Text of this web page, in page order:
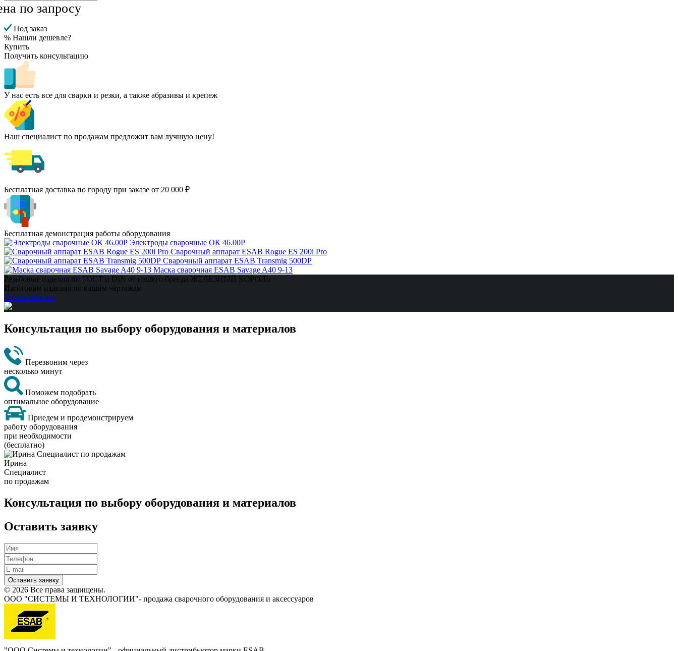
по запросу
Под заказ
% Нашли дешевле?
Купить
Получить консультацию
У нас есть все для сварки и резки, а также абразивы и крепеж
Наш специалист по продажам предложит вам лучшую цену!
Бесплатная доставка по городу при заказе от 20 000 ₽
Бесплатная демонстрация работы оборудования
Электроды сварочные ОК 46.00Р
Сварочный аппарат ESAB Rogue ES 200i Pro
Сварочный аппарат ESAB Transmig 500DP
Маска сварочная ESAB Savage A40 9-13
Резьбовые изделия по ГОСТ и DIN от нашего бренда ЖЕЛЕЗНЫЙ КОРОЛЬ
Изготовим изделия по вашим чертежам
Узнать больше
Консультация по выбору оборудования и материалов
Перезвоним через
несколько минут
Поможем подобрать
оптимальное оборудование
Приедем и продемонстрируем
работу оборудования
при необходимости
(бесплатно)
Ирина
Специалист
по продажам
Консультация по выбору оборудования и материалов
Оставить заявку
Оставить заявку
© 2026 Все права защищены.
ООО "СИСТЕМЫ И ТЕХНОЛОГИИ"- продажа сварочного оборудования и аксессуаров